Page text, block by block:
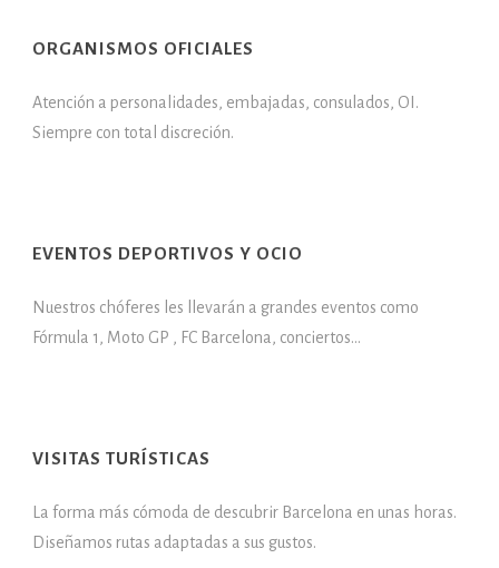
ORGANISMOS OFICIALES
Atención a personalidades, embajadas, consulados, OI.
Siempre con total discreción.
EVENTOS DEPORTIVOS Y OCIO
Nuestros chóferes les llevarán a grandes eventos como
Fórmula 1, Moto GP , FC Barcelona, conciertos…
VISITAS TURÍSTICAS
La forma más cómoda de descubrir Barcelona en unas horas.
Diseñamos rutas adaptadas a sus gustos.